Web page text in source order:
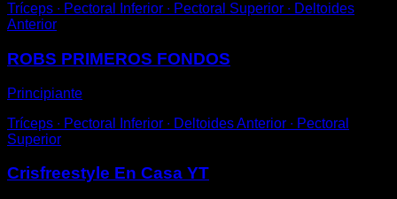
Tríceps ∙ Pectoral Inferior ∙ Pectoral Superior ∙ Deltoides
Anterior
ROBS PRIMEROS FONDOS
Principiante
Tríceps ∙ Pectoral Inferior ∙ Deltoides Anterior ∙ Pectoral
Superior
Crisfreestyle En Casa YT